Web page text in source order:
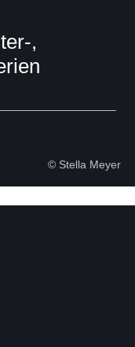
© Stella Meyer
,